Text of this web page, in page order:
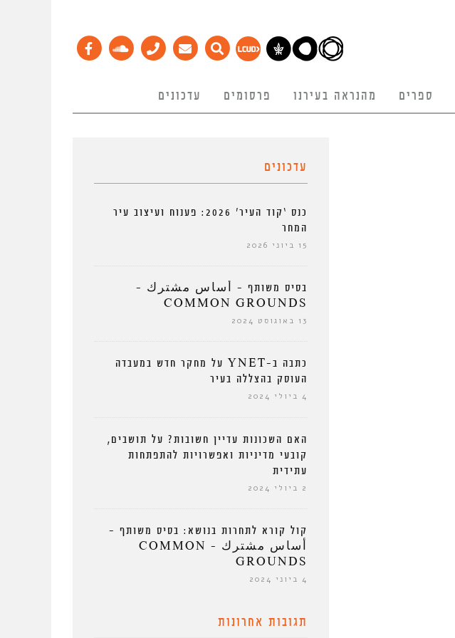
ספרים מהנראה בעירנו פרסומים עדכונים
עדכונים
כנס ‘קוד העיר’ 2026: פענוח ועיצוב עיר
המחר
15 ביוני 2026
בסיס משותף – أساس مشترك –
COMMON GROUNDS
13 באוגוסט 2024
כתבה ב-YNET על מחקר חדש במעבדה
העוסק בהצללה בעיר
4 ביולי 2024
האם השכונות עדיין חשובות? על תושבים,
קובעי מדיניות ואפשרויות להתפתחות
עתידית
2 ביולי 2024
קול קורא לתחרות בנושא: בסיס משותף –
أساس مشترك – COMMON
GROUNDS
4 ביוני 2024
תגובות אחרונות